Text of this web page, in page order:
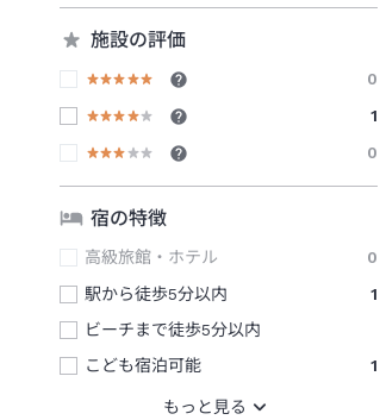
施設の評価
0
1
0
宿の特徴
高級旅館・ホテル
0
駅から徒歩5分以内
1
ビーチまで徒歩5分以内
こども宿泊可能
1